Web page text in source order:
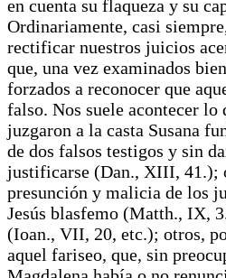
en cuenta su flaqueza y su
Ordinariamente, casi
rectificar nuestros juicios
que, una vez examinados
forzados a reconocer que
falso. Nos suele acontecer lo
juzgaron a la casta Susana
de dos falsos testigos y sin
justificarse (Dan., XIII, 41.);
presunción y malicia de los
Jesús blasfemo (Matth., IX,
(Ioan., VII, 20, etc.); otros,
aquel fariseo, que, sin